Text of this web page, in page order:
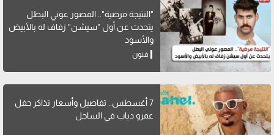
"النتيجة مرضية".. المصور عوني البطل
يتحدث عن أول "سيشن" زفاف له بالأبيض
والأسود
فنون
7 أغسطس.. تفاصيل وأسعار تذاكر حفل
عمرو دياب في الساحل